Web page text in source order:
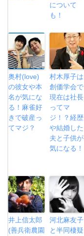
について
も！
奥村(love)
の彼女や本
名が気にな
る！麻雀好
きで破産っ
てマジ？
村木厚子は
創価学会で
現在は社長
ってマ
ジ！？経歴
や結婚した
夫と子供が
気になる！
井上信太郎
(善兵衛農園
河北麻友子
と半同棲疑